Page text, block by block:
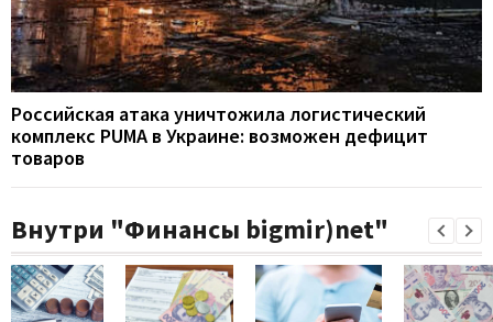
Российская атака уничтожила логистический
комплекс PUMA в Украине: возможен дефицит
товаров
Внутри "Финансы bigmir)net"